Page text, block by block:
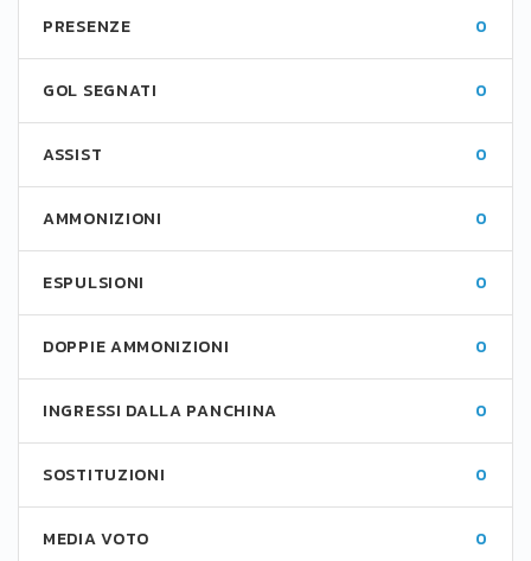
PRESENZE 0
GOL SEGNATI 0
ASSIST 0
AMMONIZIONI 0
ESPULSIONI 0
DOPPIE AMMONIZIONI 0
INGRESSI DALLA PANCHINA 0
SOSTITUZIONI 0
MEDIA VOTO 0